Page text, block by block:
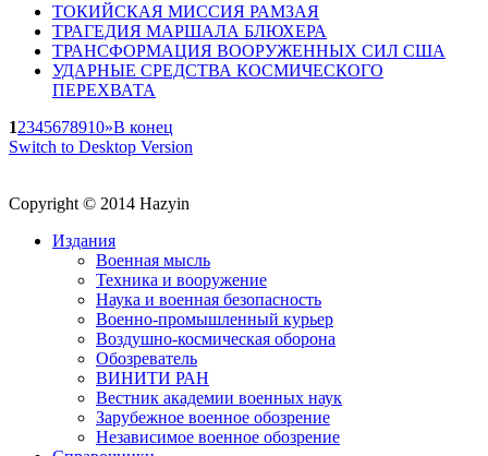
ТОКИЙСКАЯ МИССИЯ РАМЗАЯ
ТРАГЕДИЯ МАРШАЛА БЛЮХЕРА
ТРАНСФОРМАЦИЯ ВООРУЖЕННЫХ СИЛ США
УДАРНЫЕ СРЕДСТВА КОСМИЧЕСКОГО
ПЕРЕХВАТА
12345678910»В конец
Switch to Desktop Version
Copyright © 2014 Hazyin
Издания
Военная мысль
Техника и вооружение
Наука и военная безопасность
Военно-промышленный курьер
Воздушно-космическая оборона
Обозреватель
ВИНИТИ РАН
Вестник академии военных наук
Зарубежное военное обозрение
Независимое военное обозрение